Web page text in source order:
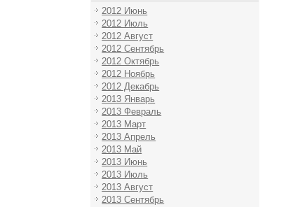
2012 Июнь
2012 Июль
2012 Август
2012 Сентябрь
2012 Октябрь
2012 Ноябрь
2012 Декабрь
2013 Январь
2013 Февраль
2013 Март
2013 Апрель
2013 Май
2013 Июнь
2013 Июль
2013 Август
2013 Сентябрь